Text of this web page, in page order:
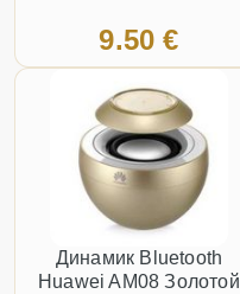
9.50 €
Динамик Bluetooth
Huawei AM08 Золотой